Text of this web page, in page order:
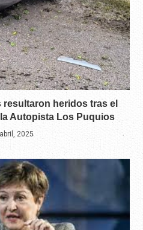
heridos tras el
Autopista Los Puquios
2025